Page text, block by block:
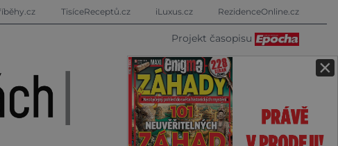
×
TisíceReceptů.cz iLuxus.cz RezidenceOnline.cz
Projekt časopisu